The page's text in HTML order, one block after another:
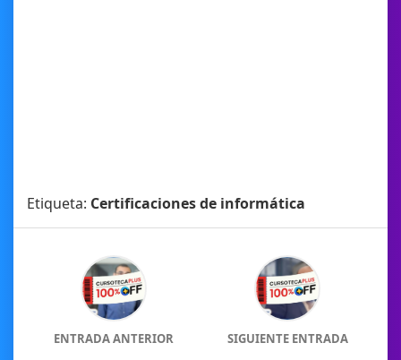
Etiqueta: Certificaciones de informática
ENTRADA ANTERIOR SIGUIENTE ENTRADA